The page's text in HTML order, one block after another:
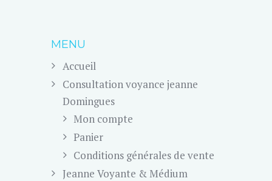
MENU
Accueil
Consultation voyance jeanne
Domingues
Mon compte
Panier
Conditions générales de vente
Jeanne Voyante & Médium